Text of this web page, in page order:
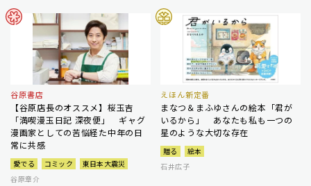
谷原書店
【谷原店長のオススメ】桜玉吉
「満喫漫玉日記 深夜便」 ギャグ
漫画家としての苦悩経た中年の日
常に共感
愛でる コミック
東日本大震災
谷原章介
えほん新定番
まなつ＆まふゆさんの絵本「君が
いるから」 あなたも私も一つの
星のような大切な存在
贈る
絵本
石井広子